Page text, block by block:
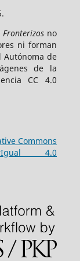
Fronterizosno
ni forman
de
de la
CC 4.0
Commons
4.0